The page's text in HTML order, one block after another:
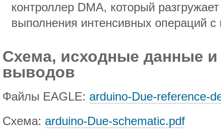
контроллер DMA, который
выполнения интенсивных операций
Схема, исходные данные
выводов
Файлы EAGLE: arduino-Due-reference-
Схема: arduino-Due-schematic.pdf